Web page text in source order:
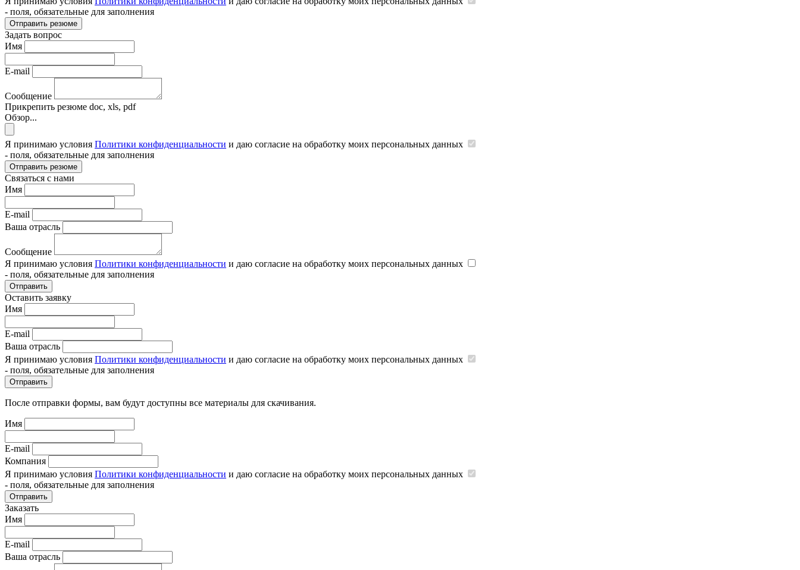
- поля, обязательные для заполнения
Отправить резюме
Задать вопрос
Имя
E-mail
Сообщение
Прикрепить резюме doc, xls, pdf
Обзор...
Я принимаю условия Политики конфиденциальности и даю согласие на обработку моих персональных данных
- поля, обязательные для заполнения
Отправить резюме
Связаться с нами
Имя
E-mail
Ваша отрасль
Сообщение
Я принимаю условия Политики конфиденциальности и даю согласие на обработку моих персональных данных
- поля, обязательные для заполнения
Отправить
Оставить заявку
Имя
E-mail
Ваша отрасль
Я принимаю условия Политики конфиденциальности и даю согласие на обработку моих персональных данных
- поля, обязательные для заполнения
Отправить
После отправки формы, вам будут доступны все материалы для скачивания.
Имя
E-mail
Компания
Я принимаю условия Политики конфиденциальности и даю согласие на обработку моих персональных данных
- поля, обязательные для заполнения
Отправить
Заказать
Имя
E-mail
Ваша отрасль